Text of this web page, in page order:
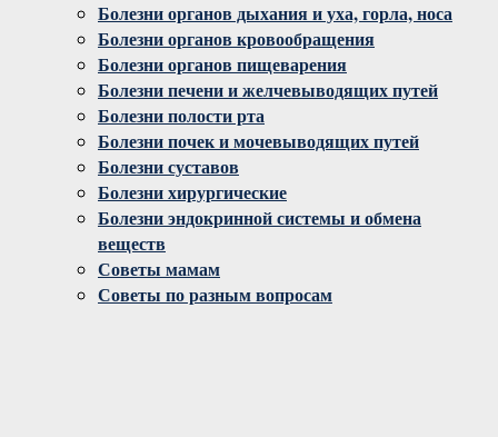
Болезни органов дыхания и уха, горла, носа
Болезни органов кровообращения
Болезни органов пищеварения
Болезни печени и желчевыводящих путей
Болезни полости рта
Болезни почек и мочевыводящих путей
Болезни суставов
Болезни хирургические
Болезни эндокринной системы и обмена
веществ
Советы мамам
Советы по разным вопросам